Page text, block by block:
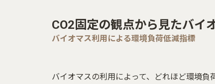
CO2固定の観点から見たバイ
バイオマス利用による環境負荷低減指標
バイオマスの利用によって、どれほど環境